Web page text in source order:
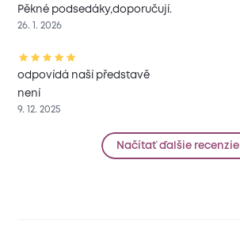
Pěkné podsedáky,doporučují.
26. 1. 2026
odpovídá naší představě
není
9. 12. 2025
Načítať ďalšie recenzie